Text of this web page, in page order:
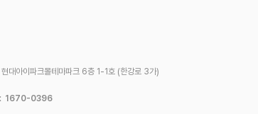
대아이파크몰테마파크 6층 1-1호 (한강로 3가)
1670-0396